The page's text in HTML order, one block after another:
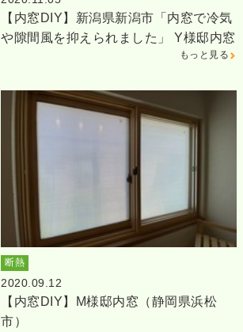
【内窓DIY】新潟県新潟市「内窓で冷気
や隙間風を抑えられました」 Y様邸内窓
もっと見る
断熱
2020.09.12
【内窓DIY】M様邸内窓（静岡県浜松
市）